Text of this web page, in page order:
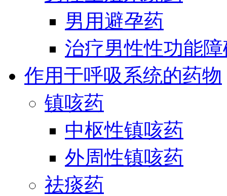
男用避孕药
治疗男性性功能
作用于呼吸系统的药物
镇咳药
中枢性镇咳药
外周性镇咳药
祛痰药